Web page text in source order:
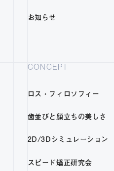
お知らせ
CONCEPT
ロス・フィロソフィー
歯並びと顔立ちの美しさ
2D/3Dシミュレーション
スピード矯正研究会